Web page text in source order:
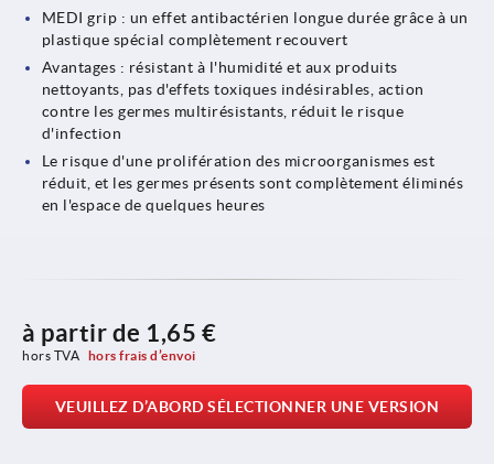
MEDI grip : un effet antibactérien longue durée grâce à un
plastique spécial complètement recouvert
Avantages : résistant à l'humidité et aux produits
nettoyants, pas d'effets toxiques indésirables, action
contre les germes multirésistants, réduit le risque
d'infection
Le risque d'une prolifération des microorganismes est
réduit, et les germes présents sont complètement éliminés
en l'espace de quelques heures
à partir de 1,65 €
hors TVA hors frais d’envoi
VEUILLEZ D’ABORD SÉLECTIONNER UNE VERSION